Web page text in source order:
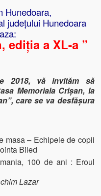
Hunedoara,
județului Hunedoara
ediția a XL-a ”
2018, vă invităm să
Memoriala Crişan, la
care se va desfăşura
masa – Echipele de copii
Biled
100 de ani : Eroul
Lazar